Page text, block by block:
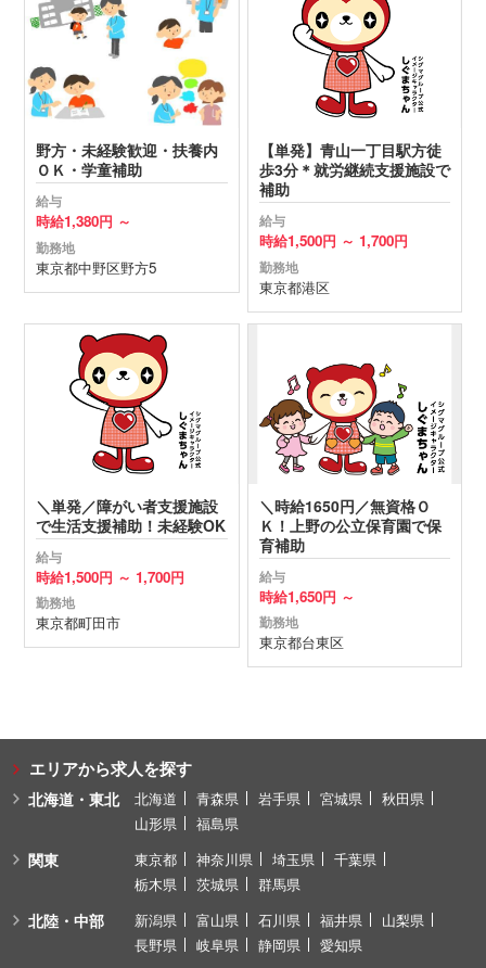
野方・未経験歓迎・扶養内
ＯＫ・学童補助
給与
時給1,380円 ～
勤務地
東京都中野区野方5
【単発】青山一丁目駅方徒
歩3分＊就労継続支援施設で
補助
給与
時給1,500円 ～ 1,700円
勤務地
東京都港区
＼単発／障がい者支援施設
で生活支援補助！未経験OK
給与
時給1,500円 ～ 1,700円
勤務地
東京都町田市
＼時給1650円／無資格Ｏ
Ｋ！上野の公立保育園で保
育補助
給与
時給1,650円 ～
勤務地
東京都台東区
エリアから求人を探す
北海道・東北 北海道 青森県 岩手県 宮城県
秋田県
山形県
福島県
関東 東京都 神奈川県 埼玉県
千葉県
栃木県
茨城県 群馬県
北陸・中部 新潟県 富山県 石川県 福井県
山梨県
長野県
岐阜県 静岡県 愛知県